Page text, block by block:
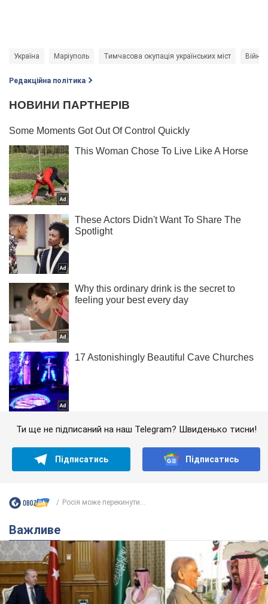
Україна Маріуполь Тимчасова окупація українських міст Війна
Редакційна політика
Ти ще не підписаний на наш Telegram? Швиденько тисни!
Підписатись Підписатись
Росія може перекинути...
Важливе